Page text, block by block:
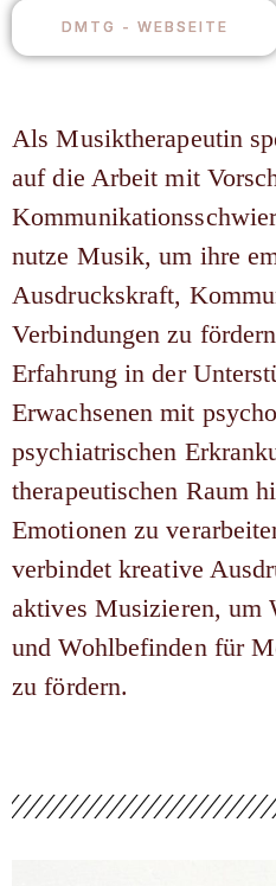
DMTG - WEBSEITE
Als Musiktherapeutin
auf die Arbeit mit
nutze Musik, um ihre
Ausdruckskraft,
Verbindungen zu
Erfahrung in der
Erwachsenen mit
psychiatrischen
therapeutischen Raum
Emotionen zu
verbindet kreative
aktives Musizieren, um
und Wohlbefinden für
zu fördern.